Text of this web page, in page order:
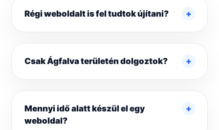
Régi weboldalt is fel tudtok újítani?
Csak Ágfalva területén dolgoztok?
Mennyi idő alatt készül el egy
weboldal?